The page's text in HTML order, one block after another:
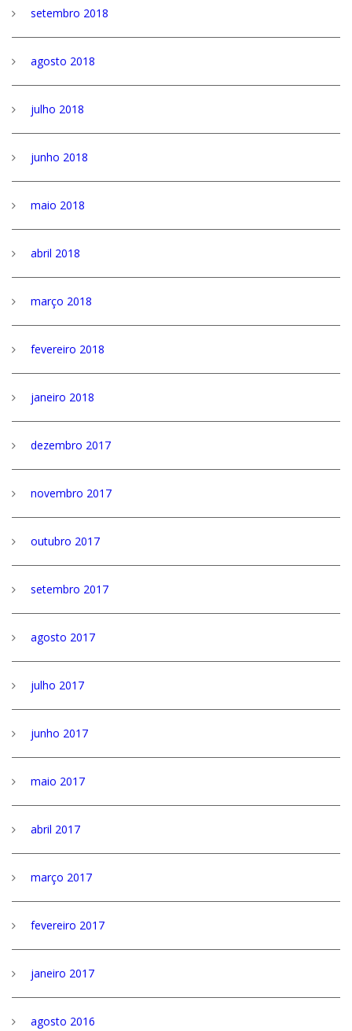
setembro 2018
agosto 2018
julho 2018
junho 2018
maio 2018
abril 2018
março 2018
fevereiro 2018
janeiro 2018
dezembro 2017
novembro 2017
outubro 2017
setembro 2017
agosto 2017
julho 2017
junho 2017
maio 2017
abril 2017
março 2017
fevereiro 2017
janeiro 2017
agosto 2016